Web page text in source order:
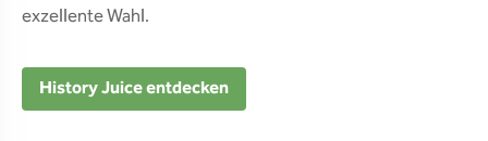
exzellente Wahl.
History Juice entdecken